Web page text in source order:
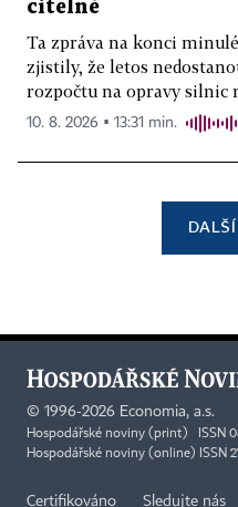
citelně
Ta zpráva na konci
zjistily, že letos
rozpočtu na opravy silnic
10. 8. 2026 ▪ 13:31 min.
© 1996-2026 Economia, a.s.
Hospodářské noviny (print) ISSN
Hospodářské noviny (online) ISSN
Certifikováno Sledujte nás